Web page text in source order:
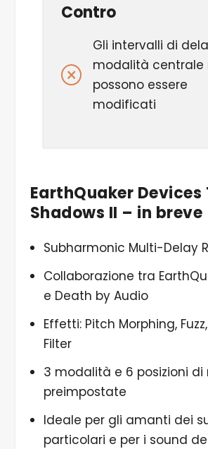
Contro
Gli intervalli di
modalità centrale
possono essere
modificati
EarthQuaker Devices
Shadows II – in breve
Subharmonic Multi-Delay
Collaborazione tra
e Death by Audio
Effetti: Pitch Morphing,
Filter
3 modalità e 6 posizioni
preimpostate
Ideale per gli amanti dei
particolari e per i sound